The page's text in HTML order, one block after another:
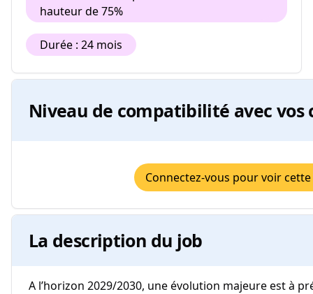
hauteur de 75%
Durée : 24 mois
Niveau de compatibilité avec vos
Connectez-vous pour voir
La description du job
A l’horizon 2029/2030, une évolution majeure est à